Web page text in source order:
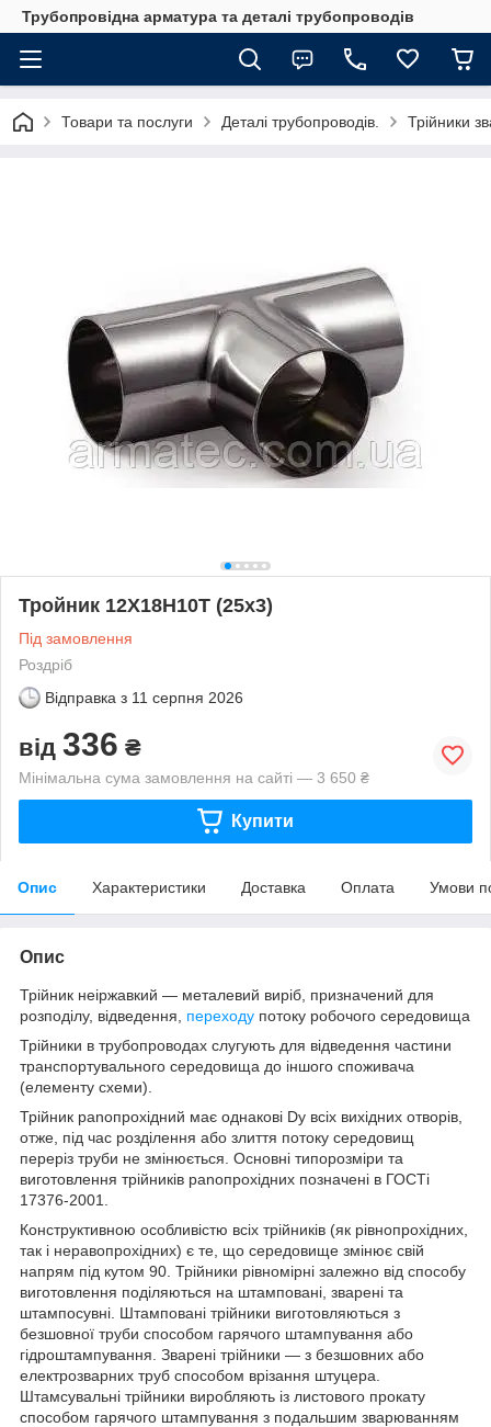
Трубопровідна арматура та деталі трубопроводів
Товари та послуги Деталі трубопроводів. Трійники
Тройник 12Х18Н10Т (25х3)
Під замовлення
Роздріб
Відправка з 11 серпня 2026
від 336 ₴
Мінімальна сума замовлення на сайті — 3 650 ₴
Купити
Опис Характеристики Доставка Оплата Умови
Опис
Трійник неіржавкий — металевий виріб, призначений для
розподілу, відведення, переходу потоку робочого середовища
Трійники в трубопроводах слугують для відведення частини
транспортувального середовища до іншого споживача
(елементу схеми).
Трійник рanопрохідний має однакові Dу всіх вихідних отворів,
отже, під час розділення або злиття потоку середовищ
переріз труби не змінюється. Основні типорозміри та
виготовлення трійників рanoпрохідних позначені в ГОСТі
17376-2001.
Конструктивною особливістю всіх трійників (як рівнопрохідних,
так і нерaвопрохідних) є те, що середовище змінює свій
напрям під кутом 90. Трійники рівномірні залежно від способу
виготовлення поділяються на штамповані, зварені та
штампосувні. Штамповані трійники виготовляються з
безшовної труби способом гарячого штампування або
гідроштампування. Зварені трійники — з безшовних або
електрозварних труб способом врізання штуцера.
Штамсувальні трійники виробляють із листового прокату
способом гарячого штампування з подальшим зварюванням